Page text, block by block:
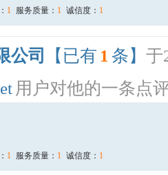
1 服务质量： 1 诚信度： 1
公司 【已有 1 条】 于
用户对他的一条点
1 服务质量： 1 诚信度： 1